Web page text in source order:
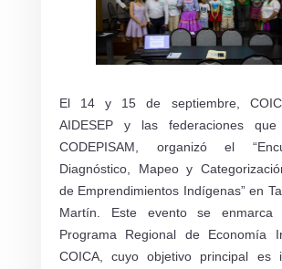
El 14 y 15 de septiembre,
AIDESEP y las federaciones que
CODEPISAM, organizó el
Diagnóstico, Mapeo y
de Emprendimientos Indígenas” en
Martín. Este evento se enmarca
Programa Regional de Economía
COICA, cuyo objetivo principal es